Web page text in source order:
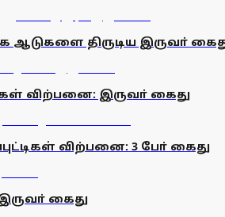
ஆடுகளை திருடிய இருவா்
விற்பனை: இருவா் கைது
விற்பனை: 3 போ் கைது
கைது